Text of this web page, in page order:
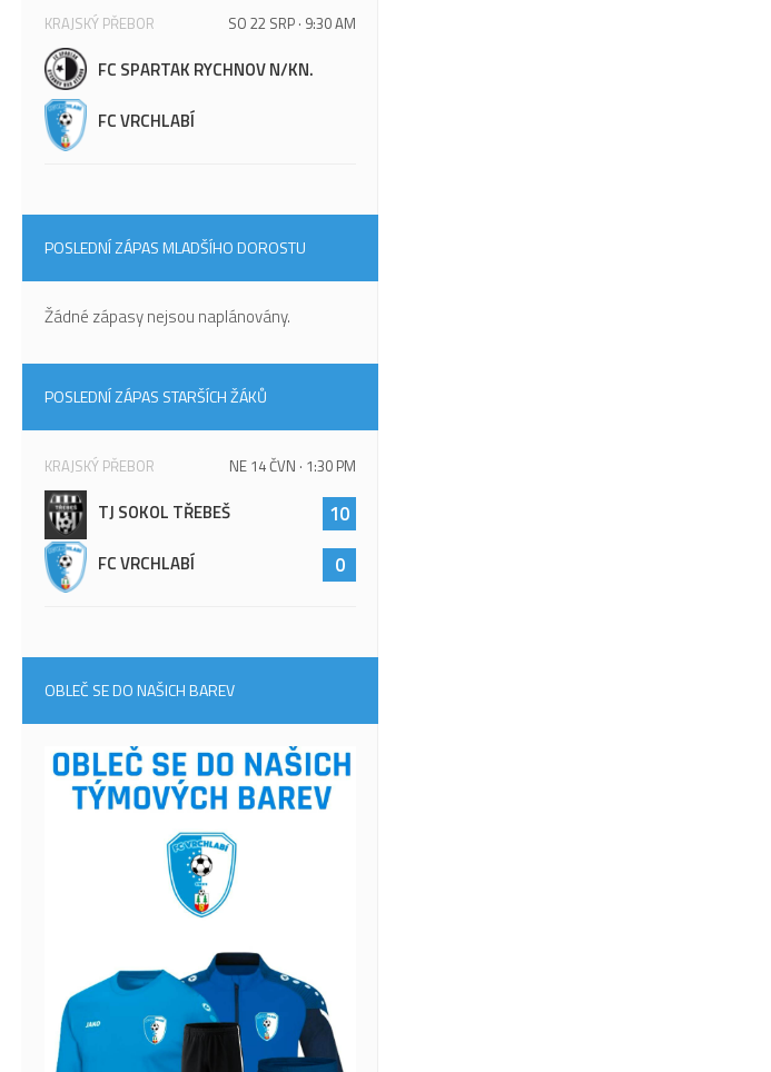
KRAJSKÝ PŘEBOR SO 22 SRP · 9:30 AM
FC SPARTAK RYCHNOV N/KN.
FC VRCHLABÍ
POSLEDNÍ ZÁPAS MLADŠÍHO DOROSTU
Žádné zápasy nejsou naplánovány.
POSLEDNÍ ZÁPAS STARŠÍCH ŽÁKŮ
KRAJSKÝ PŘEBOR NE 14 ČVN · 1:30 PM
TJ SOKOL TŘEBEŠ 10
FC VRCHLABÍ 0
OBLEČ SE DO NAŠICH BAREV